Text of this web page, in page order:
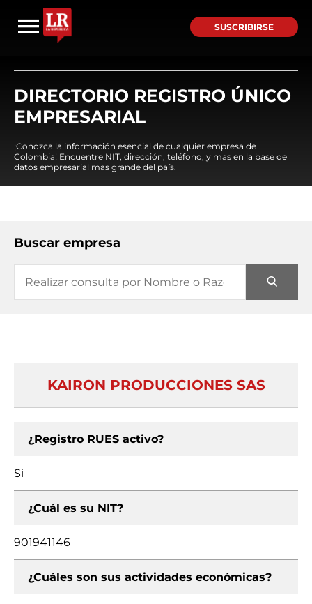
SUSCRIBIRSE
DIRECTORIO REGISTRO ÚNICO
EMPRESARIAL
¡Conozca la información esencial de cualquier empresa de
Colombia! Encuentre NIT, dirección, teléfono, y mas en la base de
datos empresarial mas grande del país.
Buscar empresa
KAIRON PRODUCCIONES SAS
¿Registro RUES activo?
Si
¿Cuál es su NIT?
901941146
¿Cuáles son sus actividades económicas?